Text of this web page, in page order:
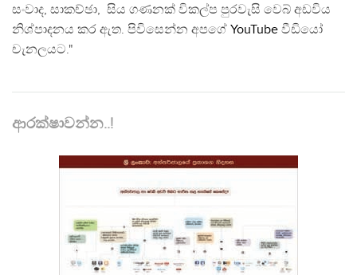
සංවාද, සාකච්ඡා, සිය ගණනක් විකල්ප පුරවැසි වෙබ් අඩවිය
නිශ්පාදනය කර ඇත. පිවිසෙන්න අපගේ YouTube වීඩියෝ
චැනලයට."
ආරක්ෂාවන්න..!